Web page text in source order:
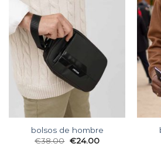
bolsos de hombre
€38.00 €24.00